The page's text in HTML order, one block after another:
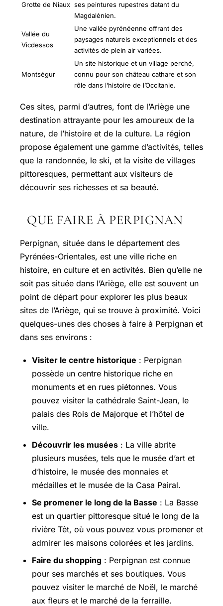
Grotte de Niaux ses peintures rupestres datant du
Magdalénien.
Vallée du
Vicdessos
Une vallée pyrénéenne offrant des
paysages naturels exceptionnels et des
activités de plein air variées.
Montségur
Un site historique et un village perché,
connu pour son château cathare et son
rôle dans l’histoire de l’Occitanie.
Ces sites, parmi d’autres, font de l’Ariège une
destination attrayante pour les amoureux de la
nature, de l’histoire et de la culture. La région
propose également une gamme d’activités, telles
que la randonnée, le ski, et la visite de villages
pittoresques, permettant aux visiteurs de
découvrir ses richesses et sa beauté.
QUE FAIRE À PERPIGNAN
Perpignan, située dans le département des
Pyrénées-Orientales, est une ville riche en
histoire, en culture et en activités. Bien qu’elle ne
soit pas située dans l’Ariège, elle est souvent un
point de départ pour explorer les plus beaux
sites de l’Ariège, qui se trouve à proximité. Voici
quelques-unes des choses à faire à Perpignan et
dans ses environs :
Visiter le centre historique : Perpignan
possède un centre historique riche en
monuments et en rues piétonnes. Vous
pouvez visiter la cathédrale Saint-Jean, le
palais des Rois de Majorque et l’hôtel de
ville.
Découvrir les musées : La ville abrite
plusieurs musées, tels que le musée d’art et
d’histoire, le musée des monnaies et
médailles et le musée de la Casa Pairal.
Se promener le long de la Basse : La Basse
est un quartier pittoresque situé le long de la
rivière Têt, où vous pouvez vous promener et
admirer les maisons colorées et les jardins.
Faire du shopping : Perpignan est connue
pour ses marchés et ses boutiques. Vous
pouvez visiter le marché de Noël, le marché
aux fleurs et le marché de la ferraille.